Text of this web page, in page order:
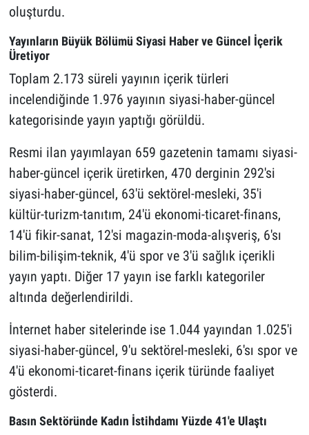
oluşturdu.
Yayınların Büyük Bölümü Siyasi Haber ve Güncel İçerik
Üretiyor
Toplam 2.173 süreli yayının içerik türleri
incelendiğinde 1.976 yayının siyasi-haber-güncel
kategorisinde yayın yaptığı görüldü.
Resmi ilan yayımlayan 659 gazetenin tamamı siyasi-
haber-güncel içerik üretirken, 470 derginin 292'si
siyasi-haber-güncel, 63'ü sektörel-mesleki, 35'i
kültür-turizm-tanıtım, 24'ü ekonomi-ticaret-finans,
14'ü fikir-sanat, 12'si magazin-moda-alışveriş, 6'sı
bilim-bilişim-teknik, 4'ü spor ve 3'ü sağlık içerikli
yayın yaptı. Diğer 17 yayın ise farklı kategoriler
altında değerlendirildi.
İnternet haber sitelerinde ise 1.044 yayından 1.025'i
siyasi-haber-güncel, 9'u sektörel-mesleki, 6'sı spor ve
4'ü ekonomi-ticaret-finans içerik türünde faaliyet
gösterdi.
Basın Sektöründe Kadın İstihdamı Yüzde 41'e Ulaştı